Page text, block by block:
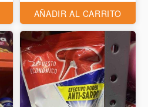
AÑADIR AL CARRITO